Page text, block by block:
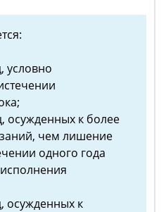
условно
осужденных к более
чем лишение
одного года
осужденных к